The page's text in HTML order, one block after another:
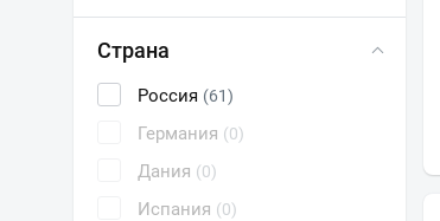
Страна
Россия (61)
Германия (0)
Дания (0)
Испания (0)